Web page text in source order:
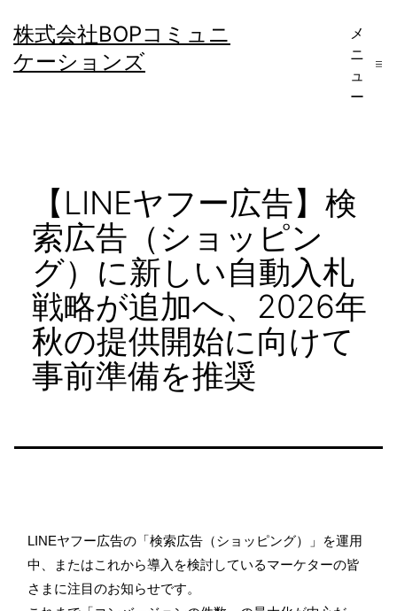
ン
テ
株式会社BOPコミュニ
ケーションズ
メ
ニ
ュ
ー
【LINEヤフー広告】検
索広告（ショッピン
グ）に新しい自動入札
戦略が追加へ、2026年
秋の提供開始に向けて
事前準備を推奨
LINEヤフー広告の「検索広告（ショッピング）」を運用
中、またはこれから導入を検討しているマーケターの皆
さまに注目のお知らせです。